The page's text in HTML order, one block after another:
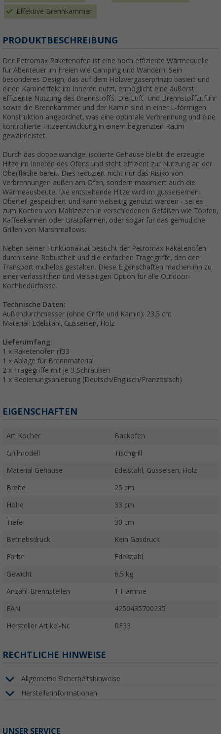
Effektive Brennkammer
PRODUKTBESCHREIBUNG
Der Petromax Raketenofen ist eine hoch effiziente Wärmequelle
für Abenteuer im Freien wie Camping und Wandern. Sein
besonderes Design, das auf dem Holzvergaserprinzip basiert und
einen Kamineffekt im Inneren nutzt, ermöglicht eine äußerst
effiziente Nutzung des Brennstoffs. Die Luft- und Brennstoffzufuhr
sowie die Brennkammer und der Kamin sind in einer L-förmigen
Konstruktion angeordnet, was eine optimale Verbrennung und eine
kontrollierte Hitzeentwicklung in einem begrenzten Raum
gewährleistet.
Durch das doppelwandige, isolierte Gehäuse bleibt die erzeugte
Hitze im Inneren des Ofens und steht effizient zur Nutzung an der
Oberfläche bereit. Dies reduziert nicht nur das Risiko von
Verbrennungen außen am Ofen, sondern maximiert auch die
Wärmeausbeute. Die entstehende Hitze wird im gusseisernen
Oberteil gespeichert und kann vielseitig genutzt werden - sei es
zum Kochen von Mahlzeizen in verschiedenen Gefäßen wie Töpfen,
Kaffeekannen oder Bratpfannen, oder sogar für das gemütliche
Grillen von Marshmallows.
Neben seiner Funktionalität besticht der Petromax Raketenofen
durch seine Robustheit und die einfachen Tragegriffe, den den
Transport mühelos gestalten. Diese Eigenschaften machen ihn zu
einer verlässlichen und vielseitigen Option für alle Outdoor-
Kochbedürfnisse.
Technische Daten:
Außendurchmesser (ohne Griffe und Kamin): 23,5 cm
Material: Edelstahl, Gusseisen, Holz
Lieferumfang:
1 x Raketenofen rf33
1 x Ablage für Brennmaterial
2 x Tragegriffe mit je 3 Schrauben
1 x Bedienungsanleitung (Deutsch/Englisch/Französisch)
EIGENSCHAFTEN
Art Kocher Backofen
Grillmodell Tischgrill
Material Gehäuse Edelstahl, Gusseisen, Holz
Breite 25 cm
Höhe 33 cm
Tiefe 30 cm
Betriebsdruck Kein Gasdruck
Farbe Edelstahl
Gewicht 6,5 kg
Anzahl-Brennstellen 1 Flamme
EAN 4250435700235
Hersteller Artikel-Nr. RF33
RECHTLICHE HINWEISE
Allgemeine Sicherheitshinweise
Herstellerinformationen
UNSER SERVICE